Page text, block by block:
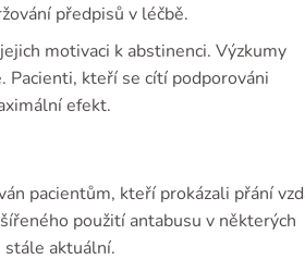
předpisů v léčbě.
motivaci k abstinenci. Výzkumy
Pacienti, kteří se cítí podporováni
efekt.
pacientům, kteří prokázali přání
použití antabusu v některých
stále aktuální.